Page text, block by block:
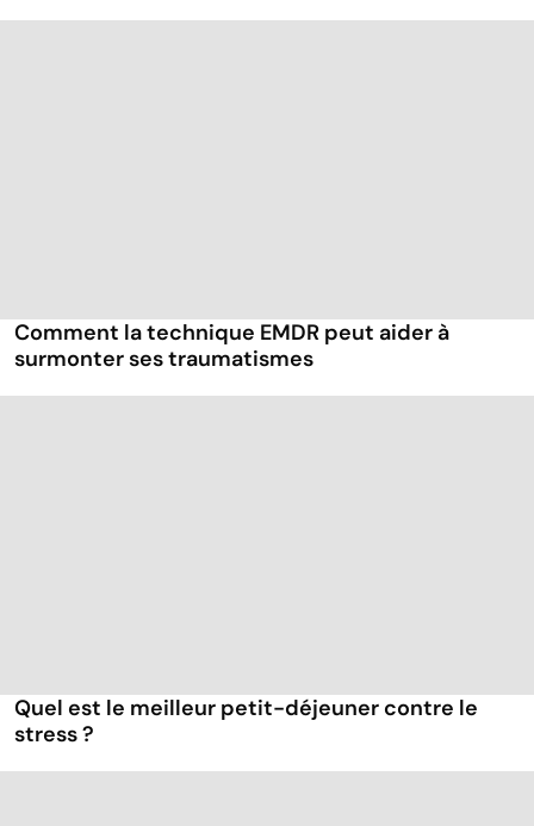
Comment la technique EMDR peut aider à
surmonter ses traumatismes
Quel est le meilleur petit-déjeuner contre le
stress ?